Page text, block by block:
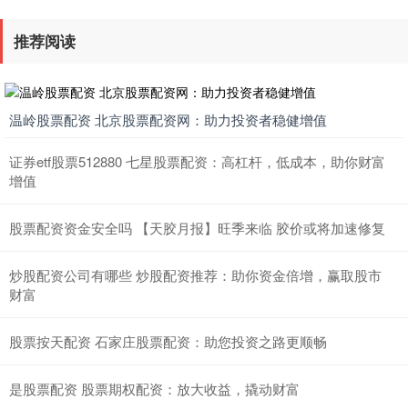
推荐阅读
温岭股票配资 北京股票配资网：助力投资者稳健增值
证券etf股票512880 七星股票配资：高杠杆，低成本，助你财富
增值
股票配资资金安全吗 【天胶月报】旺季来临 胶价或将加速修复
炒股配资公司有哪些 炒股配资推荐：助你资金倍增，赢取股市
财富
股票按天配资 石家庄股票配资：助您投资之路更顺畅
是股票配资 股票期权配资：放大收益，撬动财富